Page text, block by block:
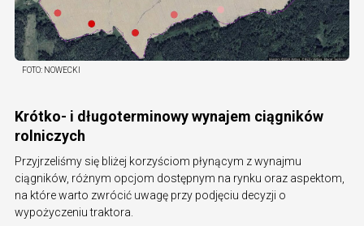
FOTO: NOWECKI
Krótko- i długoterminowy wynajem ciągników
rolniczych
Przyjrzeliśmy się bliżej korzyściom płynącym z wynajmu
ciągników, różnym opcjom dostępnym na rynku oraz aspektom,
na które warto zwrócić uwagę przy podjęciu decyzji o
wypożyczeniu traktora.